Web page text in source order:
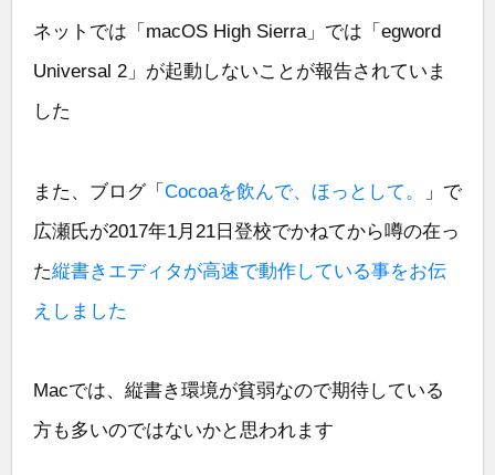
ネットでは「macOS High Sierra」では「egword
Universal 2」が起動しないことが報告されていま
した
また、ブログ「 Cocoaを飲んで、ほっとして。
」で
広瀬氏が2017年1月21日登校でかねてから噂の在っ
た縦書きエディタが高速で動作している事をお伝
えしました
Macでは、縦書き環境が貧弱なので期待している
方も多いのではないかと思われます